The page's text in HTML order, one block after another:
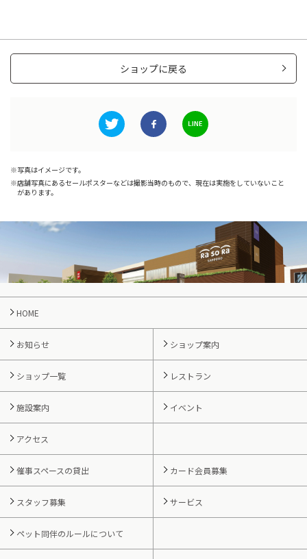
ショップに戻る
写真はイメージです。
店舗写真にあるセールポスターなどは撮影当時のもので、現在は実施をしていないこと
があります。
HOME
お知らせ ショップ案内
ショップ一覧 レストラン
施設案内 イベント
アクセス
催事スペースの貸出 カード会員募集
スタッフ募集 サービス
ペット同伴のルールについて